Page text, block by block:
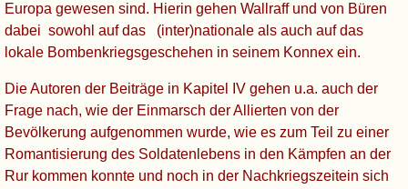
Europa gewesen sind. Hierin gehen Wallraff und von Büren
dabei sowohl auf das
(inter)nationale als auch auf das
lokale Bombenkriegsgeschehen in seinem Konnex ein.
Die Autoren der Beiträge in Kapitel IV gehen u.a. auch der
Frage nach, wie der Einmarsch der Allierten von der
Bevölkerung aufgenommen wurde, wie es zum Teil zu einer
Romantisierung des Soldatenlebens in den Kämpfen an der
Rur kommen konnte und noch in der Nachkriegszeitein sich